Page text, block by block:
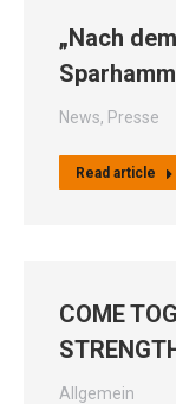
„Nach
News, Presse
Read article
COME
Allgemein